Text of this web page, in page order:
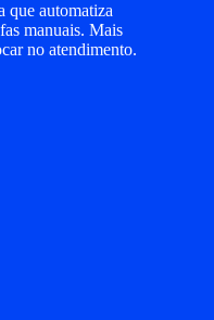
que automatiza
manuais. Mais
no atendimento.